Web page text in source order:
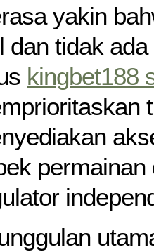
yakin
dan tidak
kingbet188